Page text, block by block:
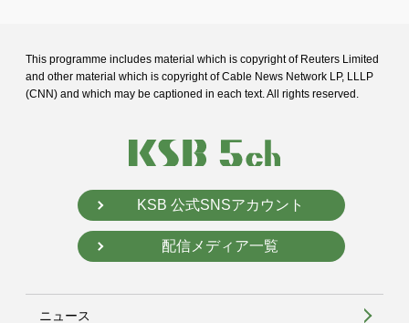
This programme includes material which is copyright of Reuters Limited
and other material which is copyright of Cable News Network LP, LLLP
(CNN) and which may be captioned in each text. All rights reserved.
KSB 公式SNSアカウント
配信メディア一覧
ニュース